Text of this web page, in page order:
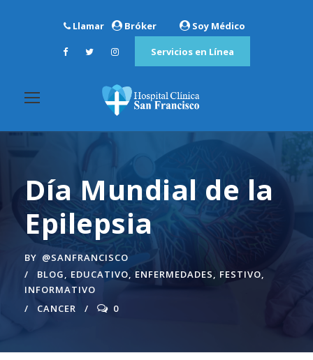
Llamar Bróker Soy Médico
Servicios en Línea
Día Mundial de la
Epilepsia
BY @SANFRANCISCO
BLOG, EDUCATIVO, ENFERMEDADES, FESTIVO,
INFORMATIVO
CANCER
0